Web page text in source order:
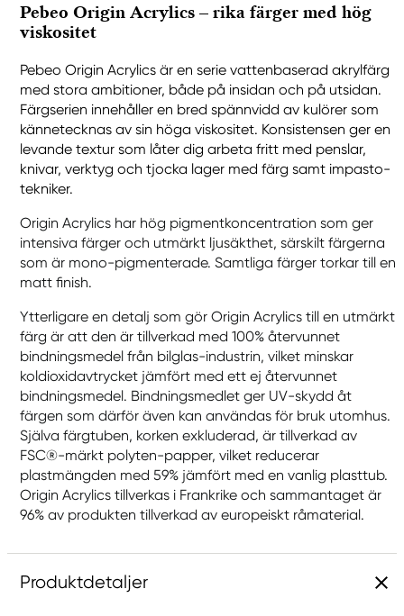
Pebeo Origin Acrylics – rika färger med hög
viskositet
Pebeo Origin Acrylics är en serie vattenbaserad akrylfärg
med stora ambitioner, både på insidan och på utsidan.
Färgserien innehåller en bred spännvidd av kulörer som
kännetecknas av sin höga viskositet. Konsistensen ger en
levande textur som låter dig arbeta fritt med penslar,
knivar, verktyg och tjocka lager med färg samt impasto-
tekniker.
Origin Acrylics har hög pigmentkoncentration som ger
intensiva färger och utmärkt ljusäkthet, särskilt färgerna
som är mono-pigmenterade. Samtliga färger torkar till en
matt finish.
Ytterligare en detalj som gör Origin Acrylics till en utmärkt
färg är att den är tillverkad med 100% återvunnet
bindningsmedel från bilglas-industrin, vilket minskar
koldioxidavtrycket jämfört med ett ej återvunnet
bindningsmedel. Bindningsmedlet ger UV-skydd åt
färgen som därför även kan användas för bruk utomhus.
Själva färgtuben, korken exkluderad, är tillverkad av
FSC®-märkt polyten-papper, vilket reducerar
plastmängden med 59% jämfört med en vanlig plasttub.
Origin Acrylics tillverkas i Frankrike och sammantaget är
96% av produkten tillverkad av europeiskt råmaterial.
Produktdetaljer